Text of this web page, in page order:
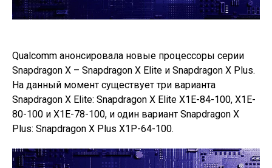
Qualcomm анонсировала новые процессоры серии
Snapdragon X – Snapdragon X Elite и Snapdragon X Plus.
На данный момент существует три варианта
Snapdragon X Elite: Snapdragon X Elite X1E-84-100, X1E-
80-100 и X1E-78-100, и один вариант Snapdragon X
Plus: Snapdragon X Plus X1P-64-100.